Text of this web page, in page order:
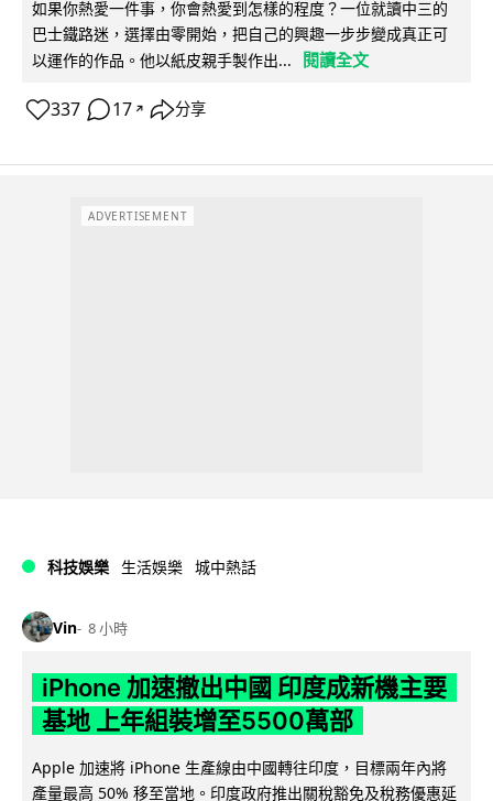
如果你熱愛一件事，你會熱愛到怎樣的程度？一位就讀中三的
巴士鐵路迷，選擇由零開始，把自己的興趣一步步變成真正可
以運作的作品。他以紙皮親手製作出...
閱讀全文
337 17 ↗ 分享
ADVERTISEMENT
科技娛樂 生活娛樂 城中熱話
Vin 8 小時
iPhone 加速撤出中國 印度成新機主要
基地 上年組裝增至5500萬部
Apple 加速將 iPhone 生產線由中國轉往印度，目標兩年內將
產量最高 50% 移至當地。印度政府推出關稅豁免及稅務優惠延